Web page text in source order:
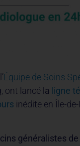
Équipe de Soins
ont lancé la ligne
inédite en Île-
généralistes